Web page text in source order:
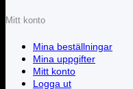
Mitt konto
Mina beställningar
Mina uppgifter
Mitt konto
Logga ut